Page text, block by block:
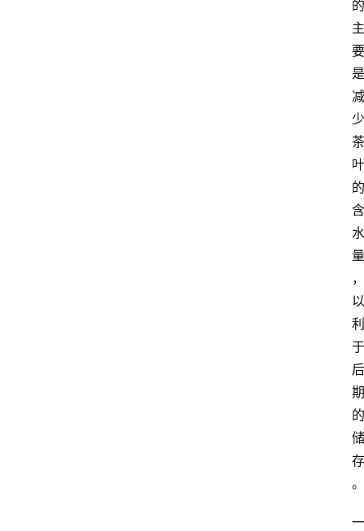
的
主
要
是
减
少
茶
叶
的
含
水
量
，
以
利
于
后
期
的
储
存
。
一